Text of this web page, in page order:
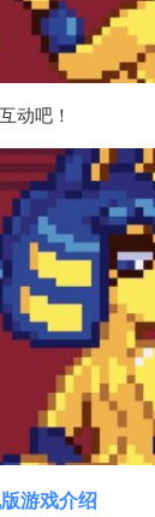
动吧！
游戏介绍